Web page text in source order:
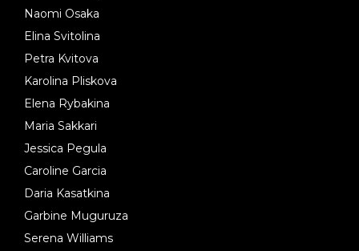
Naomi Osaka
Elina Svitolina
Petra Kvitova
Karolina Pliskova
Elena Rybakina
Maria Sakkari
Jessica Pegula
Caroline Garcia
Daria Kasatkina
Garbine Muguruza
Serena Williams